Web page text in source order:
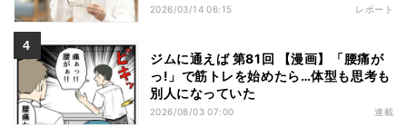
2026/03/14 06:15 レポート
ジムに通えば 第81回 【漫画】「腰痛が
っ!」で筋トレを始めたら…体型も思考も
別人になっていた
2026/08/03 07:00 連載